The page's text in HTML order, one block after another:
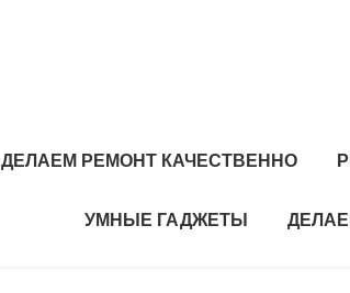
ДЕЛАЕМ РЕМОНТ КАЧЕСТВЕННО
УМНЫЕ ГАДЖЕТЫ